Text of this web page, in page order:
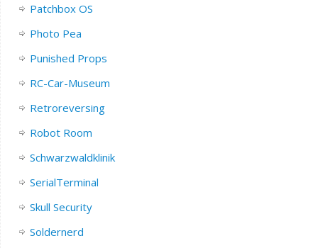
Patchbox OS
Photo Pea
Punished Props
RC-Car-Museum
Retroreversing
Robot Room
Schwarzwaldklinik
SerialTerminal
Skull Security
Soldernerd